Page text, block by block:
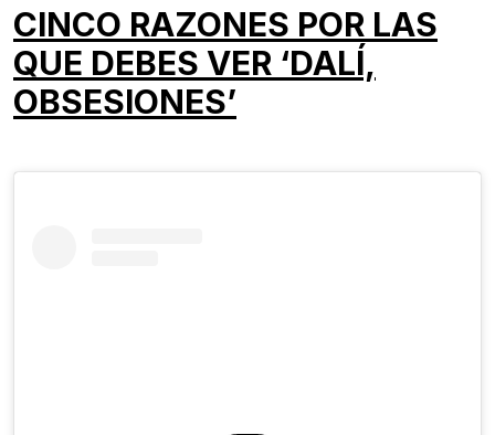
CINCO RAZONES POR LAS
QUE DEBES VER ‘DALÍ,
OBSESIONES’